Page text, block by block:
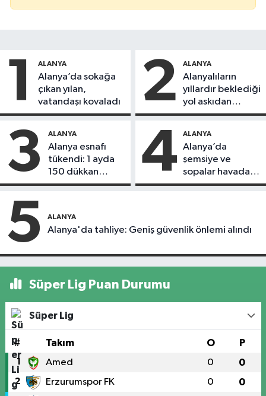
1 ALANYA
Alanya’da sokağa
çıkan yılan,
vatandaşı kovaladı
2 ALANYA
Alanyalıların
yıllardır beklediği
yol askıdan
döndü
3 ALANYA
Alanya esnafı
tükendi: 1 ayda
150 dükkan
kapandı
4 ALANYA
Alanya’da
şemsiye ve
sopalar havada
uçuştu
5 ALANYA
Alanya'da tahliye: Geniş güvenlik önlemi alındı
Süper Lig Puan Durumu
Süper Lig
# Takım O P
1 Amed 0 0
2 Erzurumspor FK 0 0